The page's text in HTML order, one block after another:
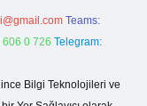
Teams:
0 726 Telegram:
Bilgi Teknolojileri ve